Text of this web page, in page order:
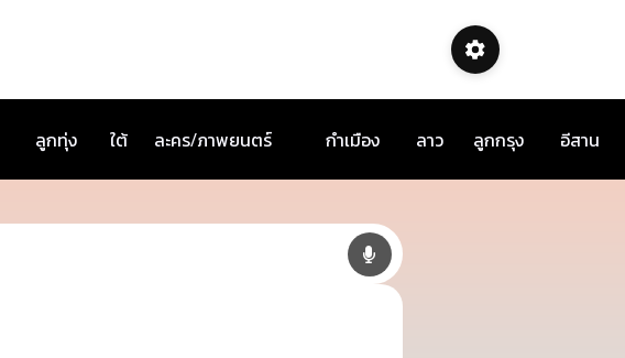
ลูกทุ่ง ใต้ ละคร/ภาพยนตร์ กำเมือง ลาว ลูกกรุง อีสาน